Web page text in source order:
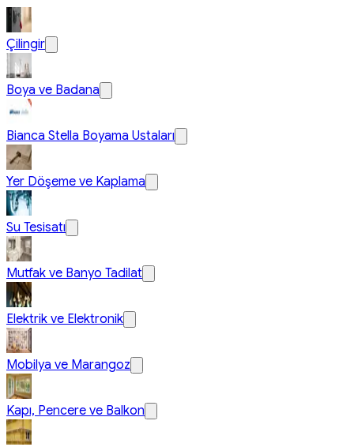
Çilingir
Boya ve Badana
Bianca Stella Boyama Ustaları
Yer Döşeme ve Kaplama
Su Tesisatı
Mutfak ve Banyo Tadilat
Elektrik ve Elektronik
Mobilya ve Marangoz
Kapı, Pencere ve Balkon